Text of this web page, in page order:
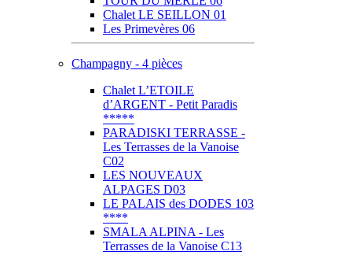
Chalet LE SEILLON 01
Les Primevères 06
Champagny - 4 pièces
Chalet L’ETOILE
d’ARGENT - Petit Paradis
*****
PARADISKI TERRASSE -
Les Terrasses de la Vanoise
C02
LES NOUVEAUX
ALPAGES D03
LE PALAIS des DODES 103
****
SMALA ALPINA - Les
Terrasses de la Vanoise C13